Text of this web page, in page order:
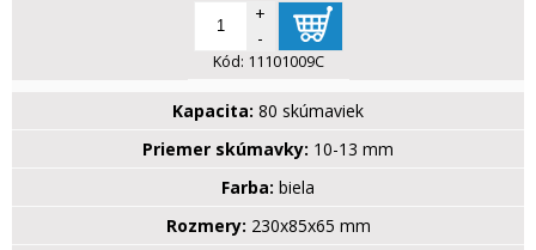
+
-
Kód: 11101009C
Kapacita: 80 skúmaviek
Priemer skúmavky: 10-13 mm
Farba: biela
Rozmery: 230x85x65 mm